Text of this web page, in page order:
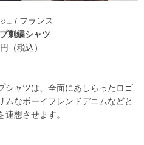
ュ
/ フランス
刺繍シャツ
（税込）
シャツは、全面にあしらったロゴ
ムなボーイフレンドデニムなどと
想させます。